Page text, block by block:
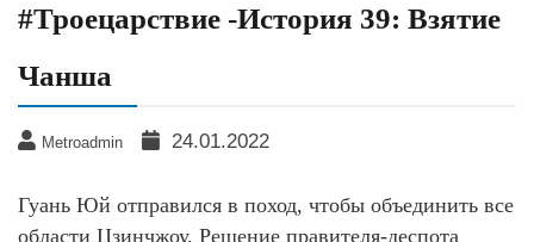
#Троецарствие -История 39: Взятие
Чанша
Metroadmin 24.01.2022
Гуань Юй отправился в поход, чтобы объединить все
области Цзинчжоу. Решение правителя-деспота